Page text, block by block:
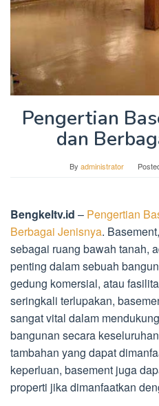
Pengertian
dan
By administrator
Bengkeltv.id – Pengertian
Berbagai Jenisnya.
sebagai ruang bawah tanah,
penting dalam sebuah
gedung komersial, atau
seringkali terlupakan,
sangat vital dalam
bangunan secara
tambahan yang dapat
keperluan, basement juga
properti jika dimanfaatkan